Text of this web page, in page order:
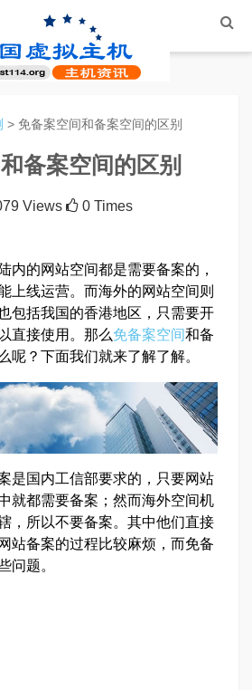
> 免备案空间和备案空间的区别
备案空间的区别
Views 0 Times
内的网站空间都是需要备案的，
上线运营。而海外的网站空间则
包括我国的香港地区，只需要开
直接使用。那么免备案空间和备
呢？下面我们就来了解了解。
是国内工信部要求的，只要网站
就都需要备案；然而海外空间机
，所以不要备案。其中他们直接
站备案的过程比较麻烦，而免备
问题。